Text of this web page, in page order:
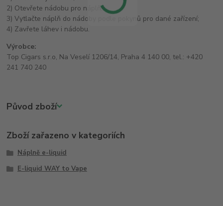
2) Otevřete nádobu pro náplň;
3) Vytlačte náplň do nádoby podle pokynů pro dané zařízení;
4) Zavřete láhev i nádobu.
Výrobce:
Top Cigars s.r.o, Na Veselí 1206/14, Praha 4 140 00, tel.: +420
241 740 240
Původ zboží
Zboží zařazeno v kategoriích
Náplně e-liquid
E-liquid WAY to Vape